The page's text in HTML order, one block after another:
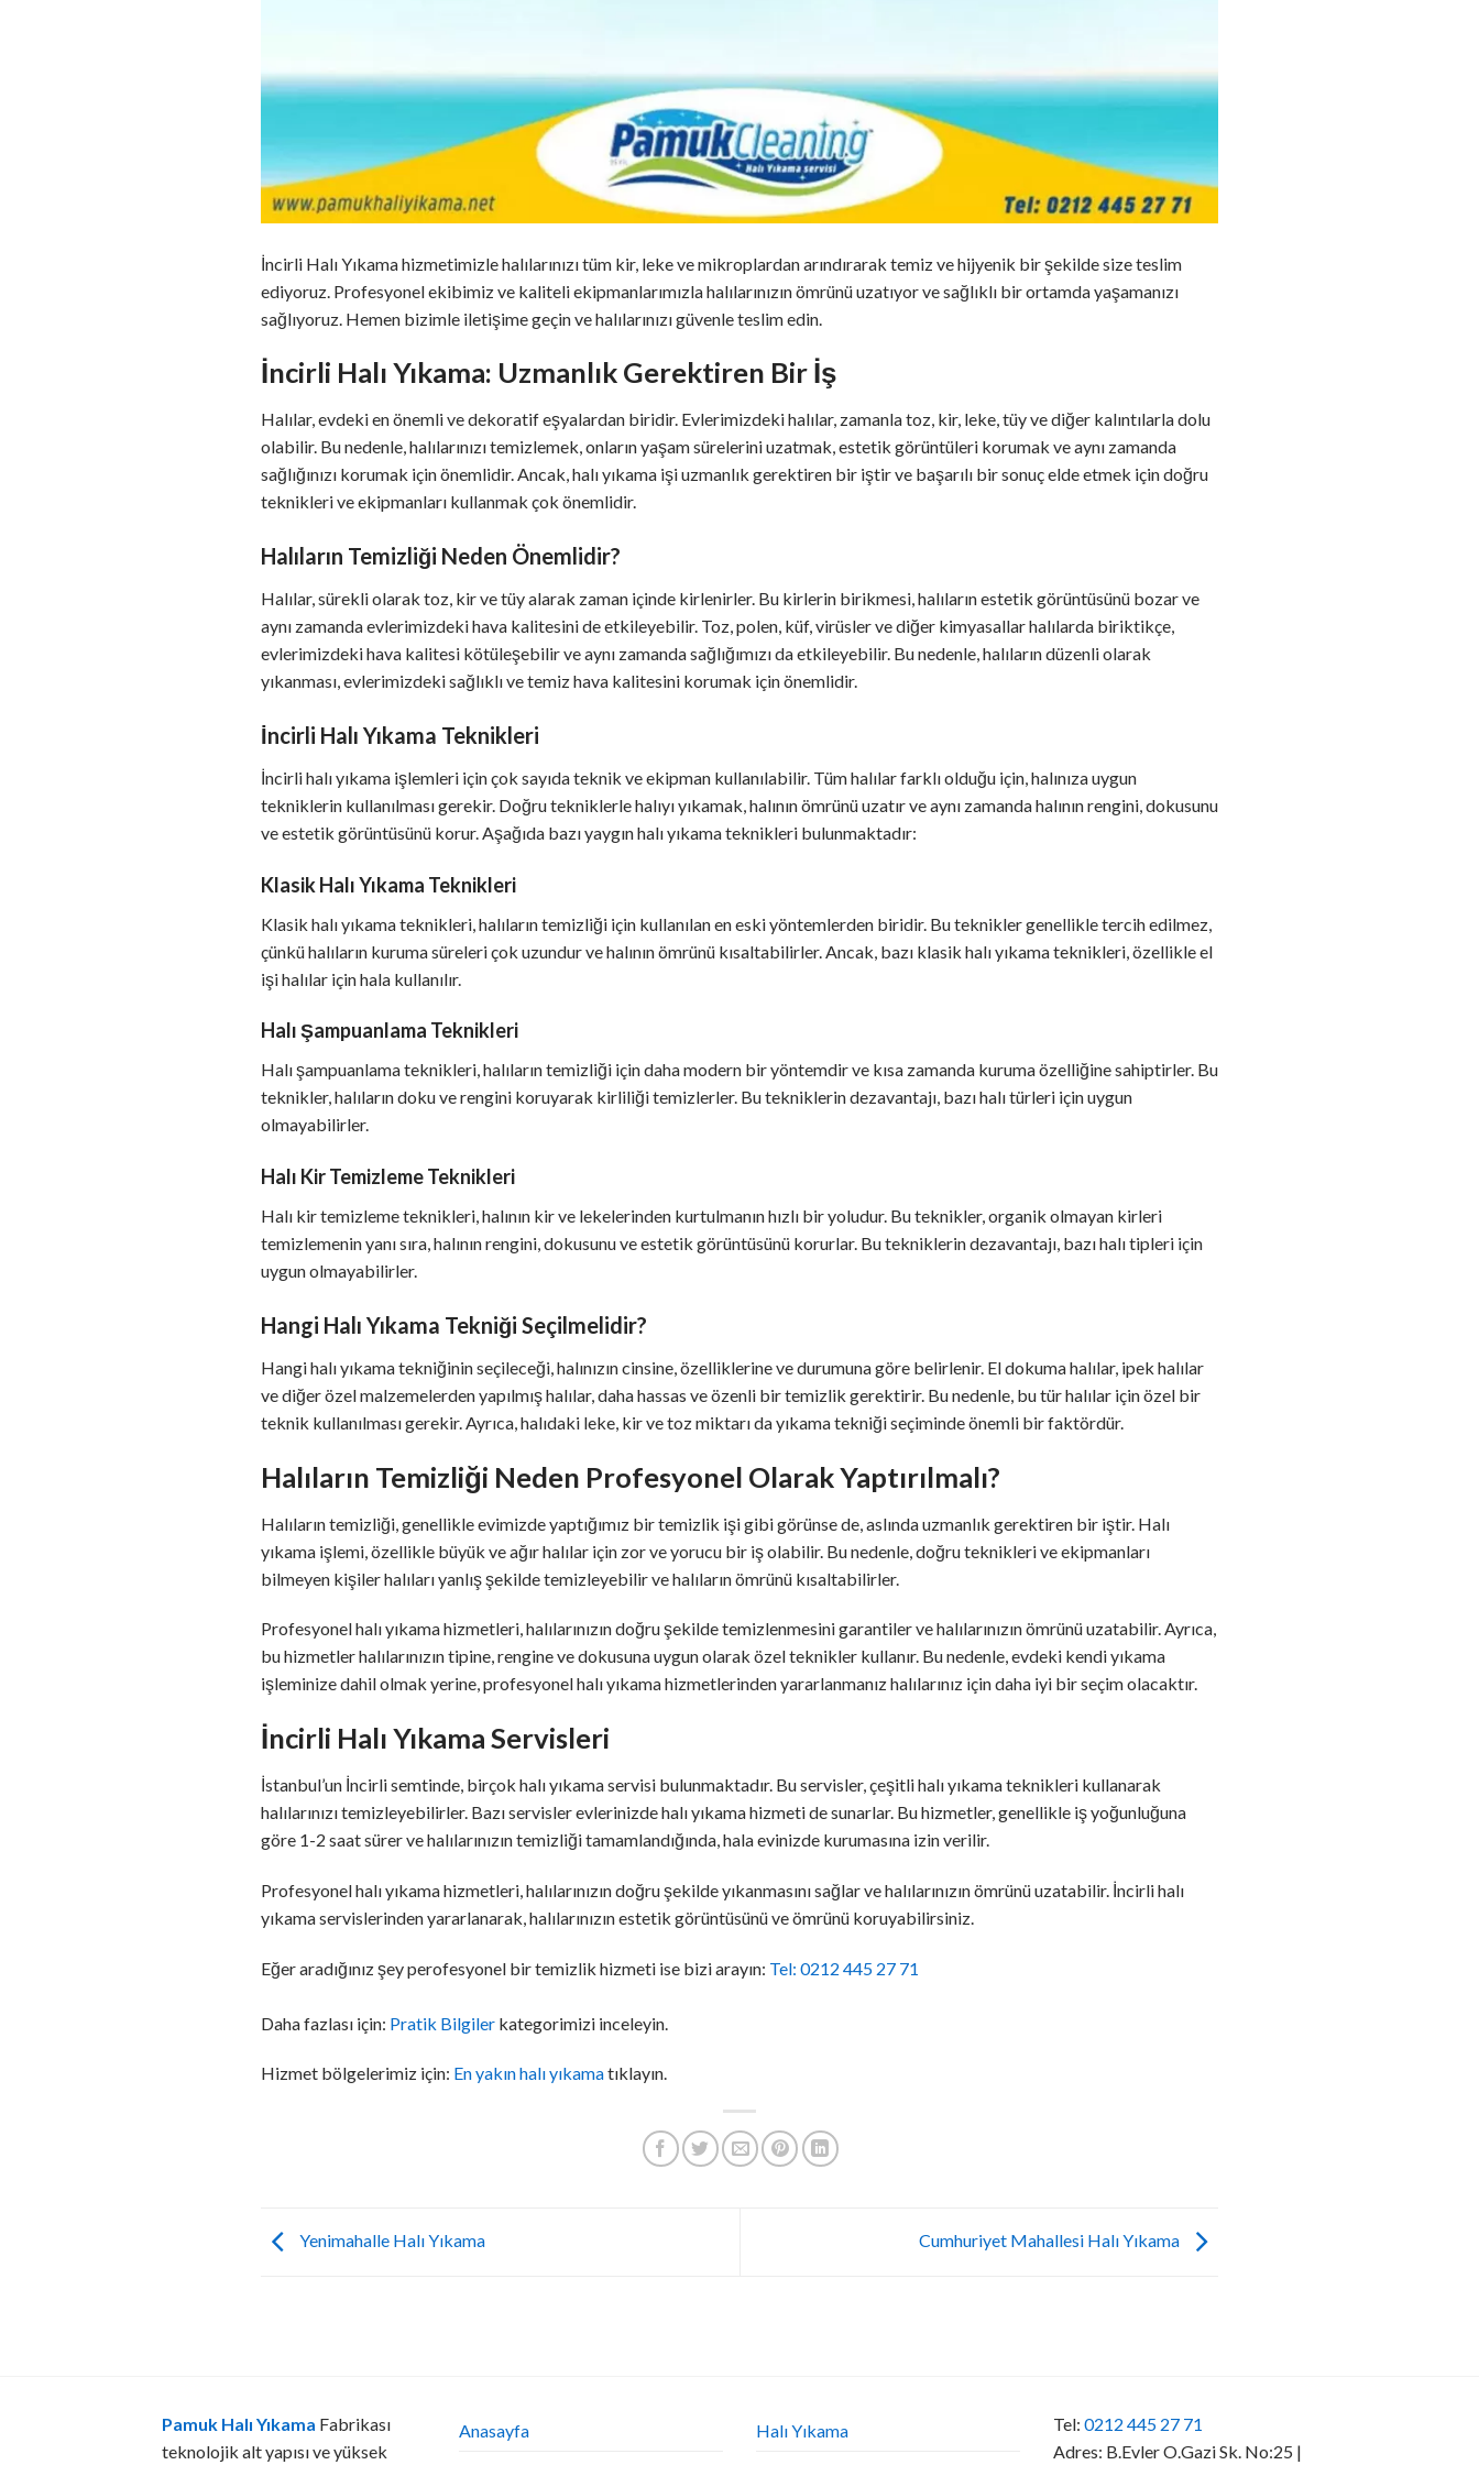
İncirli Halı Yıkama hizmetimizle halılarınızı tüm kir, leke ve mikroplardan arındırarak temiz ve hijyenik bir şekilde size teslim
ediyoruz. Profesyonel ekibimiz ve kaliteli ekipmanlarımızla halılarınızın ömrünü uzatıyor ve sağlıklı bir ortamda yaşamanızı
sağlıyoruz. Hemen bizimle iletişime geçin ve halılarınızı güvenle teslim edin.
İncirli Halı Yıkama: Uzmanlık Gerektiren Bir İş
Halılar, evdeki en önemli ve dekoratif eşyalardan biridir. Evlerimizdeki halılar, zamanla toz, kir, leke, tüy ve diğer kalıntılarla dolu
olabilir. Bu nedenle, halılarınızı temizlemek, onların yaşam sürelerini uzatmak, estetik görüntüleri korumak ve aynı zamanda
sağlığınızı korumak için önemlidir. Ancak, halı yıkama işi uzmanlık gerektiren bir iştir ve başarılı bir sonuç elde etmek için doğru
teknikleri ve ekipmanları kullanmak çok önemlidir.
Halıların Temizliği Neden Önemlidir?
Halılar, sürekli olarak toz, kir ve tüy alarak zaman içinde kirlenirler. Bu kirlerin birikmesi, halıların estetik görüntüsünü bozar ve
aynı zamanda evlerimizdeki hava kalitesini de etkileyebilir. Toz, polen, küf, virüsler ve diğer kimyasallar halılarda biriktikçe,
evlerimizdeki hava kalitesi kötüleşebilir ve aynı zamanda sağlığımızı da etkileyebilir. Bu nedenle, halıların düzenli olarak
yıkanması, evlerimizdeki sağlıklı ve temiz hava kalitesini korumak için önemlidir.
İncirli Halı Yıkama Teknikleri
İncirli halı yıkama işlemleri için çok sayıda teknik ve ekipman kullanılabilir. Tüm halılar farklı olduğu için, halınıza uygun
tekniklerin kullanılması gerekir. Doğru tekniklerle halıyı yıkamak, halının ömrünü uzatır ve aynı zamanda halının rengini, dokusunu
ve estetik görüntüsünü korur. Aşağıda bazı yaygın halı yıkama teknikleri bulunmaktadır:
Klasik Halı Yıkama Teknikleri
Klasik halı yıkama teknikleri, halıların temizliği için kullanılan en eski yöntemlerden biridir. Bu teknikler genellikle tercih edilmez,
çünkü halıların kuruma süreleri çok uzundur ve halının ömrünü kısaltabilirler. Ancak, bazı klasik halı yıkama teknikleri, özellikle el
işi halılar için hala kullanılır.
Halı Şampuanlama Teknikleri
Halı şampuanlama teknikleri, halıların temizliği için daha modern bir yöntemdir ve kısa zamanda kuruma özelliğine sahiptirler. Bu
teknikler, halıların doku ve rengini koruyarak kirliliği temizlerler. Bu tekniklerin dezavantajı, bazı halı türleri için uygun
olmayabilirler.
Halı Kir Temizleme Teknikleri
Halı kir temizleme teknikleri, halının kir ve lekelerinden kurtulmanın hızlı bir yoludur. Bu teknikler, organik olmayan kirleri
temizlemenin yanı sıra, halının rengini, dokusunu ve estetik görüntüsünü korurlar. Bu tekniklerin dezavantajı, bazı halı tipleri için
uygun olmayabilirler.
Hangi Halı Yıkama Tekniği Seçilmelidir?
Hangi halı yıkama tekniğinin seçileceği, halınızın cinsine, özelliklerine ve durumuna göre belirlenir. El dokuma halılar, ipek halılar
ve diğer özel malzemelerden yapılmış halılar, daha hassas ve özenli bir temizlik gerektirir. Bu nedenle, bu tür halılar için özel bir
teknik kullanılması gerekir. Ayrıca, halıdaki leke, kir ve toz miktarı da yıkama tekniği seçiminde önemli bir faktördür.
Halıların Temizliği Neden Profesyonel Olarak Yaptırılmalı?
Halıların temizliği, genellikle evimizde yaptığımız bir temizlik işi gibi görünse de, aslında uzmanlık gerektiren bir iştir. Halı
yıkama işlemi, özellikle büyük ve ağır halılar için zor ve yorucu bir iş olabilir. Bu nedenle, doğru teknikleri ve ekipmanları
bilmeyen kişiler halıları yanlış şekilde temizleyebilir ve halıların ömrünü kısaltabilirler.
Profesyonel halı yıkama hizmetleri, halılarınızın doğru şekilde temizlenmesini garantiler ve halılarınızın ömrünü uzatabilir. Ayrıca,
bu hizmetler halılarınızın tipine, rengine ve dokusuna uygun olarak özel teknikler kullanır. Bu nedenle, evdeki kendi yıkama
işleminize dahil olmak yerine, profesyonel halı yıkama hizmetlerinden yararlanmanız halılarınız için daha iyi bir seçim olacaktır.
İncirli Halı Yıkama Servisleri
İstanbul’un İncirli semtinde, birçok halı yıkama servisi bulunmaktadır. Bu servisler, çeşitli halı yıkama teknikleri kullanarak
halılarınızı temizleyebilirler. Bazı servisler evlerinizde halı yıkama hizmeti de sunarlar. Bu hizmetler, genellikle iş yoğunluğuna
göre 1-2 saat sürer ve halılarınızın temizliği tamamlandığında, hala evinizde kurumasına izin verilir.
Profesyonel halı yıkama hizmetleri, halılarınızın doğru şekilde yıkanmasını sağlar ve halılarınızın ömrünü uzatabilir. İncirli halı
yıkama servislerinden yararlanarak, halılarınızın estetik görüntüsünü ve ömrünü koruyabilirsiniz.
Eğer aradığınız şey perofesyonel bir temizlik hizmeti ise bizi arayın: Tel: 0212 445 27 71
Daha fazlası için: Pratik Bilgiler kategorimizi inceleyin.
Hizmet bölgelerimiz için: En yakın halı yıkamatıklayın.
Yenimahalle Halı Yıkama Cumhuriyet Mahallesi Halı Yıkama
Pamuk Halı Yıkama Fabrikası
teknolojik alt yapısı ve yüksek
Anasayfa
Halı Yıkama
Tel: 0212 445 27 71
Adres: B.Evler O.Gazi Sk. No:25 |